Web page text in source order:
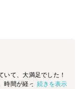
て、大満足でした！
時間が経ってもしなら
続きを表示